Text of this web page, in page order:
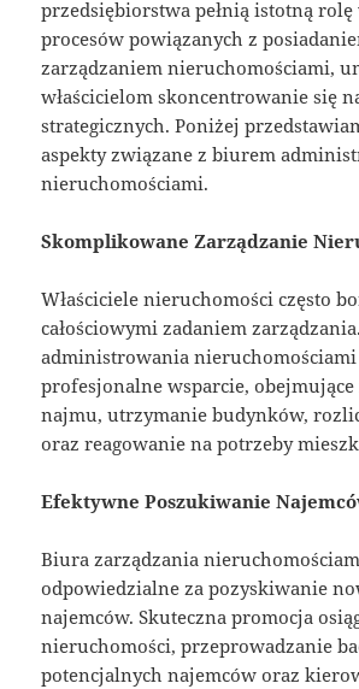
przedsiębiorstwa pełnią istotną
procesów powiązanych z
zarządzaniem nieruchomościami,
właścicielom skoncentrowanie się
strategicznych. Poniżej
aspekty związane z biurem
nieruchomościami.
Skomplikowane Zarządzanie
Właściciele nieruchomości często
całościowymi zadaniem
administrowania
profesjonalne wsparcie, obejmujące
najmu, utrzymanie budynków,
oraz reagowanie na potrzeby
Efektywne Poszukiwanie
Biura zarządzania
odpowiedzialne za pozyskiwanie
najemców. Skuteczna promocja
nieruchomości, przeprowadzanie
potencjalnych najemców oraz